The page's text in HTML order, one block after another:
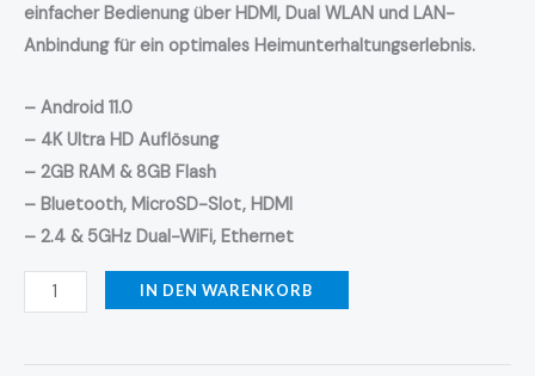
einfacher Bedienung über HDMI, Dual WLAN und LAN-
Anbindung für ein optimales Heimunterhaltungserlebnis.
– Android 11.0
– 4K Ultra HD Auflösung
– 2GB RAM & 8GB Flash
– Bluetooth, MicroSD-Slot, HDMI
– 2.4 & 5GHz Dual-WiFi, Ethernet
IN DEN WARENKORB